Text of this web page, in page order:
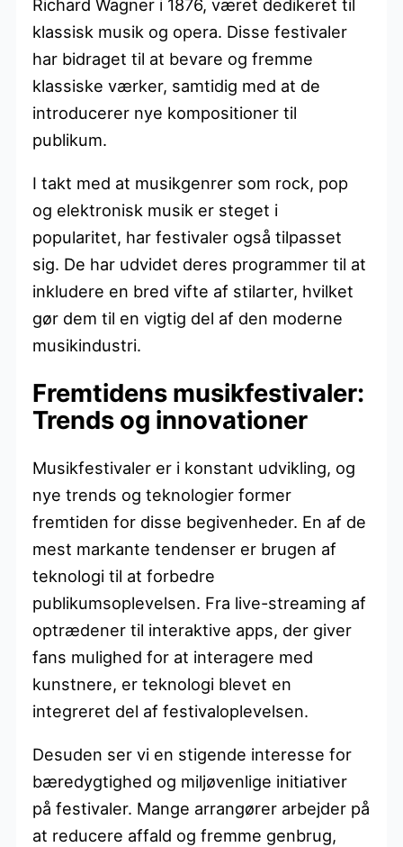
Richard Wagner i 1876, været dedikeret til
klassisk musik og opera. Disse festivaler
har bidraget til at bevare og fremme
klassiske værker, samtidig med at de
introducerer nye kompositioner til
publikum.
I takt med at musikgenrer som rock, pop
og elektronisk musik er steget i
popularitet, har festivaler også tilpasset
sig. De har udvidet deres programmer til at
inkludere en bred vifte af stilarter, hvilket
gør dem til en vigtig del af den moderne
musikindustri.
Fremtidens musikfestivaler:
Trends og innovationer
Musikfestivaler er i konstant udvikling, og
nye trends og teknologier former
fremtiden for disse begivenheder. En af de
mest markante tendenser er brugen af
teknologi til at forbedre
publikumsoplevelsen. Fra live-streaming af
optrædener til interaktive apps, der giver
fans mulighed for at interagere med
kunstnere, er teknologi blevet en
integreret del af festivaloplevelsen.
Desuden ser vi en stigende interesse for
bæredygtighed og miljøvenlige initiativer
på festivaler. Mange arrangører arbejder på
at reducere affald og fremme genbrug,